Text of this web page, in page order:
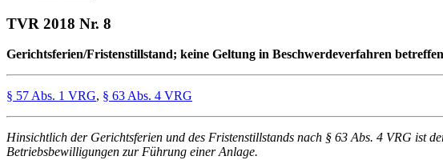
TVR 2018 Nr. 8
Gerichtsferien/Fristenstillstand; keine Geltung in Beschwerdeverfahren
§ 57 Abs. 1 VRG, § 63 Abs. 4 VRG
Hinsichtlich der Gerichtsferien und des Fristenstillstands nach § 63 Abs. 4 VRG ist
Betriebsbewilligungen zur Führung einer Anlage.